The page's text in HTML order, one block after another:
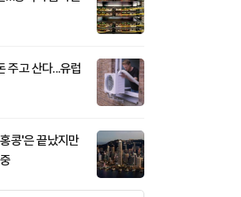
주고 산다...유럽
콩'은 끝났지만